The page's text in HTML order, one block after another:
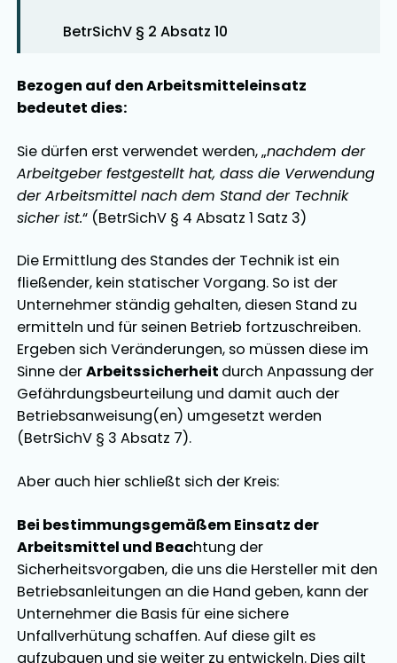
BetrSichV § 2 Absatz 10
Bezogen auf den Arbeitsmitteleinsatz
bedeutet dies:
Sie dürfen erst verwendet werden, „nachdem der
Arbeitgeber festgestellt hat, dass die Verwendung
der Arbeitsmittel nach dem Stand der Technik
sicher ist.“ (BetrSichV § 4 Absatz 1 Satz 3)
Die Ermittlung des Standes der Technik ist ein
fließender, kein statischer Vorgang. So ist der
Unternehmer ständig gehalten, diesen Stand zu
ermitteln und für seinen Betrieb fortzuschreiben.
Ergeben sich Veränderungen, so müssen diese im
Sinne derArbeitssicherheit durch Anpassung der
Gefährdungsbeurteilung und damit auch der
Betriebsanweisung(en) umgesetzt werden
(BetrSichV § 3 Absatz 7).
Aber auch hier schließt sich der Kreis:
Bei bestimmungsgemäßem Einsatz der
Arbeitsmittel und Beachtung der
Sicherheitsvorgaben, die uns die Hersteller mit den
Betriebsanleitungen an die Hand geben, kann der
Unternehmer die Basis für eine sichere
Unfallverhütung schaffen. Auf diese gilt es
aufzubauen und sie weiter zu entwickeln. Dies gilt